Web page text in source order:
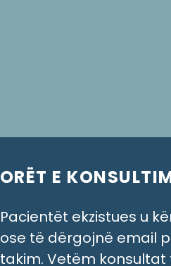
ORËT E
Pacientët ekzistues u
ose të dërgojnë email
takim. Vetëm